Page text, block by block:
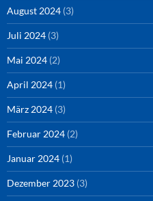
August 2024 (3)
Juli 2024 (3)
Mai 2024 (2)
April 2024 (1)
März 2024 (3)
Februar 2024 (2)
Januar 2024 (1)
Dezember 2023 (3)